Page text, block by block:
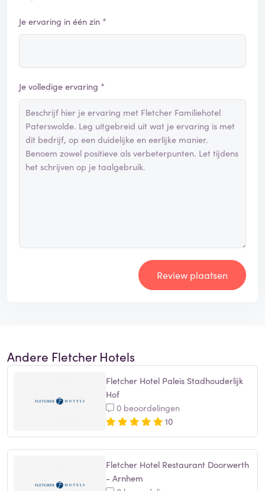
Je ervaring in één zin *
Je volledige ervaring *
Review plaatsen
Andere Fletcher Hotels
Fletcher Hotel Paleis Stadhouderlijk
Hof
0 beoordelingen
10
Fletcher Hotel Restaurant Doorwerth
- Arnhem